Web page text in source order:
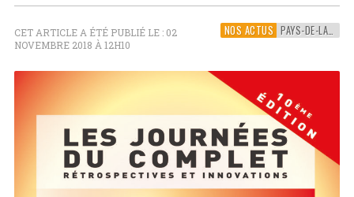
NOS ACTUS PAYS-DE-LA-LOIRE
CET ARTICLE A ÉTÉ PUBLIÉ LE : 02
NOVEMBRE 2018 À 12H10